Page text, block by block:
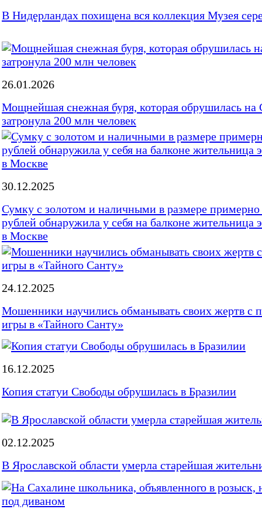
В Нидерландах похищена вся коллекция Музея
26.01.2026
Мощнейшая снежная буря, которая обрушилась
затронула 200 млн человек
30.12.2025
Сумку с золотом и наличными в размере
рублей обнаружила у себя на балконе жительница
в Москве
24.12.2025
Мошенники научились обманывать своих жертв с
игры в «Тайного Санту»
16.12.2025
Копия статуи Свободы обрушилась в Бразилии
02.12.2025
В Ярославской области умерла старейшая